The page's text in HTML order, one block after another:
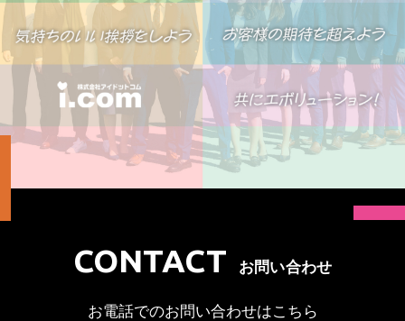
CONTACT お問い合わせ
お電話でのお問い合わせはこちら